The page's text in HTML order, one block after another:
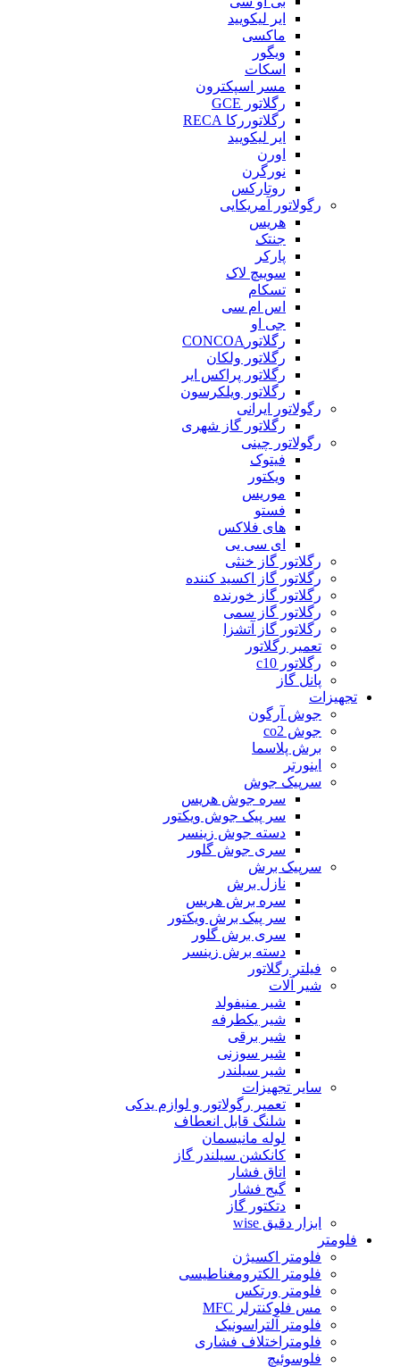
ایر لیکویید
ماکسی
ویگور
اسکات
مسر اسپکترون
رگلاتور GCE
رگلاتوررکا RECA
ایر لیکویید
اورن
نورگرن
روتارکس
رگولاتور آمریکایی
هریس
جنتک
پارکر
سوییچ لاک
تسکام
اس ام سی
جی او
رگلاتورCONCOA
رگلاتور ولکان
رگلاتور پراکس ایر
رگلاتور ویلکرسون
رگولاتور ایرانی
رگلاتور گاز شهری
رگولاتور چینی
فیتوک
ویکتور
موریس
فستو
های فلاکس
ای سی یی
رگلاتور گاز خنثی
رگلاتور گاز اکسید کننده
رگلاتور گاز خورنده
رگلاتور گاز سمی
رگلاتور گاز آتشزا
تعمیر رگلاتور
رگلاتور c10
پانل گاز
تجهیزات
جوش آرگون
جوش co2
برش پلاسما
اینورتر
سرپیک جوش
سره جوش هریس
سر پیک جوش ویکتور
دسته جوش زینسر
سری جوش گلور
سرپیک برش
نازل برش
سره برش هریس
سر پیک برش ویکتور
سری برش گلور
دسته برش زینسر
فیلتر رگلاتور
شیر آلات
شیر منیفولد
شیر یکطرفه
شیر برقی
شیر سوزنی
شیر سیلندر
سایر تجهیزات
تعمیر رگولاتور و لوازم یدکی
شلنگ قابل انعطاف
لوله مانیسمان
کانکشن سیلندر گاز
اتاق فشار
گیج فشار
دتکتور گاز
ابزار دقیق wise
فلومتر
فلومتر اکسیژن
فلومتر الکترومغناطیسی
فلومتر ورتکس
مس فلوکنترلر MFC
فلومتر آلتراسونیک
فلومتراختلاف فشاری
فلوسوئیچ